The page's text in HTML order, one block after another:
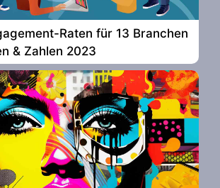
Raten für 13 Branchen
& Zahlen 2023